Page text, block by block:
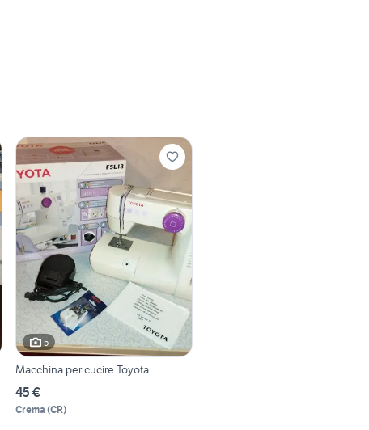
5
Macchina per cucire Toyota
45 €
Crema (CR)